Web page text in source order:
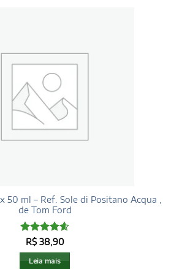
50 ml – Ref. Sole di Positano Acqua ,
de Tom Ford
Avaliação
4.6de 5
R$38,90
Leia mais